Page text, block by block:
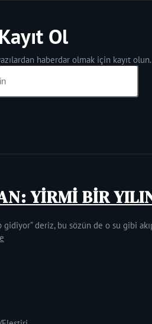
Ol
haberdar olmak için kayıt olun.
YİRMİ BİR
gidiyor” deriz, bu sözün de o su gibi